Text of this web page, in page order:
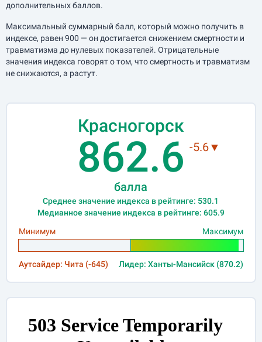
дополнительных баллов.
Максимальный суммарный балл, который можно получить в
индексе, равен 900 — он достигается снижением смертности и
травматизма до нулевых показателей. Отрицательные
значения индекса говорят о том, что смертность и травматизм
не снижаются, а растут.
Красногорск
862.6
балла
-5.6▼
Среднее значение индекса в рейтинге: 530.1
Медианное значение индекса в рейтинге: 605.9
Минимум
Максимум
Аутсайдер: Чита (-645) Лидер: Ханты-Мансийск (870.2)